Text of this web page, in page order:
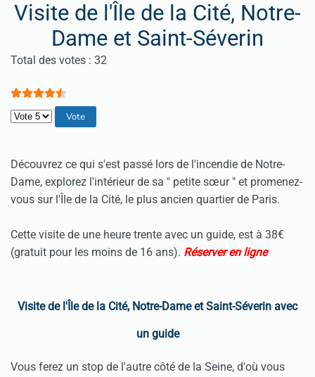
Visite de l'Île de la Cité, Notre-
Dame et Saint-Séverin
Vote utilisateur:4.5/
Total des votes : 32
Veuillez voter
Découvrez ce qui s'est passé lors de l'incendie de Notre-
Dame, explorez l'intérieur de sa " petite sœur " et promenez-
vous sur l'Île de la Cité, le plus ancien quartier de Paris.
Cette visite de une heure trente avec un guide, est à 38€
(gratuit pour les moins de 16 ans). Réserver en ligne
Visite de l'Île de la Cité, Notre-Dame et Saint-Séverin avec
un guide
Vous ferez un stop de l'autre côté de la Seine, d'où vous